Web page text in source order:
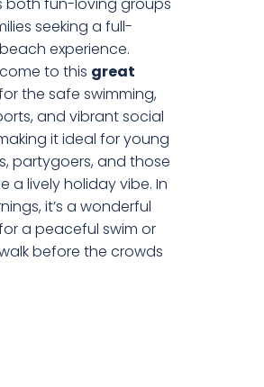
both fun-loving groups
seeking a full-
experience.
to this great
the safe swimming,
and vibrant social
it ideal for young
partygoers, and those
a lively holiday vibe. In
it’s a wonderful
a peaceful swim or
before the crowds